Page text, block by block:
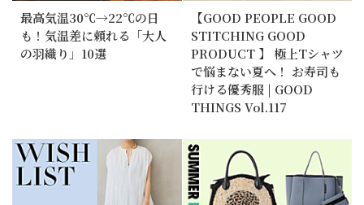
最高気温30℃→22℃の日
も！気温差に頼れる「大人
の羽織り」10選
【GOOD PEOPLE GOOD
STITCHING GOOD
PRODUCT 】 極上Tシャツ
で悩まない夏へ！ お寿司も
行ける優秀服 | GOOD
THINGS Vol.117